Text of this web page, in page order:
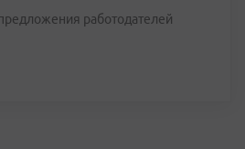
работодателей